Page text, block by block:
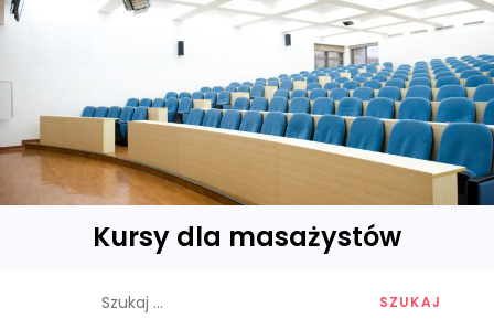
Skip
Kursy dla masażystów